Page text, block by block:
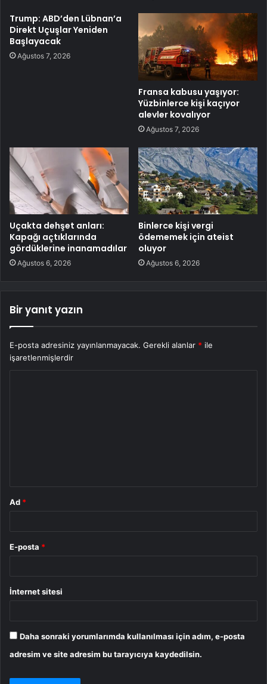
Trump: ABD’den Lübnan’a
Direkt Uçuşlar Yeniden
Başlayacak
Ağustos 7, 2026
Fransa kabusu yaşıyor:
Yüzbinlerce kişi kaçıyor
alevler kovalıyor
Ağustos 7, 2026
Uçakta dehşet anları:
Kapağı açtıklarında
gördüklerine inanamadılar
Ağustos 6, 2026
Binlerce kişi vergi
ödememek için ateist
oluyor
Ağustos 6, 2026
Bir yanıt yazın
E-posta adresiniz yayınlanmayacak. Gerekli alanlar * ile
işaretlenmişlerdir
Ad *
E-posta *
İnternet sitesi
Daha sonraki yorumlarımda kullanılması için adım, e-posta
adresim ve site adresim bu tarayıcıya kaydedilsin.